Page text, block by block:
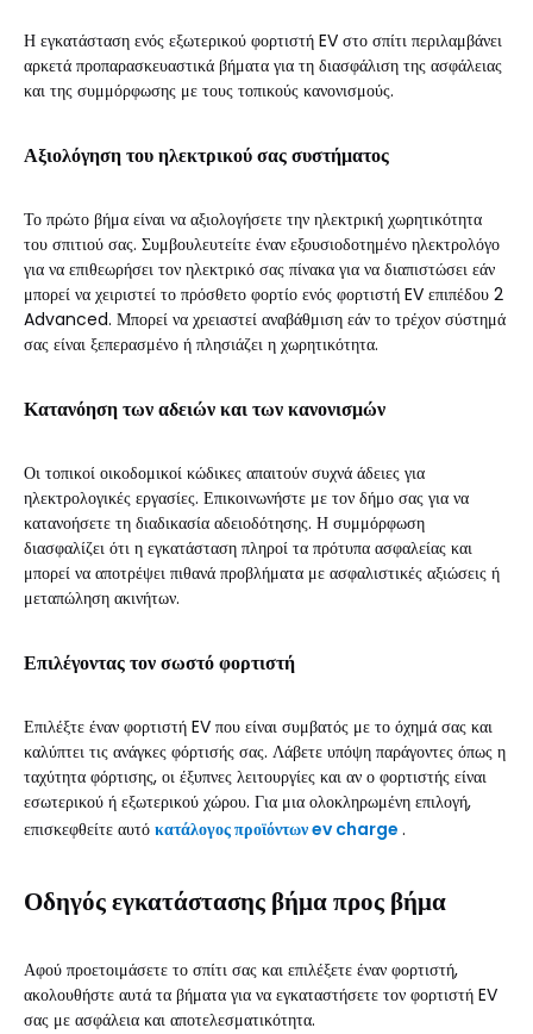
Η εγκατάσταση ενός εξωτερικού φορτιστή EV στο σπίτι περιλαμβάνει
αρκετά προπαρασκευαστικά βήματα για τη διασφάλιση της ασφάλειας
και της συμμόρφωσης με τους τοπικούς κανονισμούς.
Αξιολόγηση του ηλεκτρικού σας συστήματος
Το πρώτο βήμα είναι να αξιολογήσετε την ηλεκτρική χωρητικότητα
του σπιτιού σας. Συμβουλευτείτε έναν εξουσιοδοτημένο ηλεκτρολόγο
για να επιθεωρήσει τον ηλεκτρικό σας πίνακα για να διαπιστώσει εάν
μπορεί να χειριστεί το πρόσθετο φορτίο ενός φορτιστή EV επιπέδου 2
Advanced. Μπορεί να χρειαστεί αναβάθμιση εάν το τρέχον σύστημά
σας είναι ξεπερασμένο ή πλησιάζει η χωρητικότητα.
Κατανόηση των αδειών και των κανονισμών
Οι τοπικοί οικοδομικοί κώδικες απαιτούν συχνά άδειες για
ηλεκτρολογικές εργασίες. Επικοινωνήστε με τον δήμο σας για να
κατανοήσετε τη διαδικασία αδειοδότησης. Η συμμόρφωση
διασφαλίζει ότι η εγκατάσταση πληροί τα πρότυπα ασφαλείας και
μπορεί να αποτρέψει πιθανά προβλήματα με ασφαλιστικές αξιώσεις ή
μεταπώληση ακινήτων.
Επιλέγοντας τον σωστό φορτιστή
Επιλέξτε έναν φορτιστή EV που είναι συμβατός με το όχημά σας και
καλύπτει τις ανάγκες φόρτισής σας. Λάβετε υπόψη παράγοντες όπως η
ταχύτητα φόρτισης, οι έξυπνες λειτουργίες και αν ο φορτιστής είναι
εσωτερικού ή εξωτερικού χώρου. Για μια ολοκληρωμένη επιλογή,
επισκεφθείτε αυτό κατάλογος προϊόντων ev charge .
Οδηγός εγκατάστασης βήμα προς βήμα
Αφού προετοιμάσετε το σπίτι σας και επιλέξετε έναν φορτιστή,
ακολουθήστε αυτά τα βήματα για να εγκαταστήσετε τον φορτιστή EV
σας με ασφάλεια και αποτελεσματικότητα.